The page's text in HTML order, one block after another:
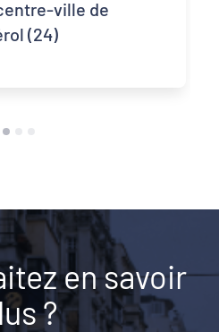
ville de
(24)
en savoir
?